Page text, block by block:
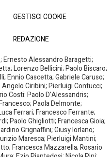
GESTISCI COOKIE
REDAZIONE
Ernesto Alessandro Baragetti;
Lorenzo Bellicini; Paolo Biscaro;
Ennio Cascetta; Gabriele Caruso;
Ciribini; Pierluigi Contucci;
Costi: Paolo D’Alessandris;
Paola Delmonte;
Ferrari; Francesco Ferrante;
Paolo Ghigliotti; Francesca Gioia;
Grignaffini; Giusy Iorlano;
Maresca; Pierluigi Mantini;
Francesca Mazzarella; Rosario